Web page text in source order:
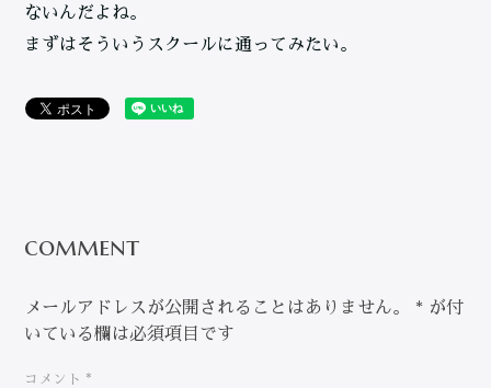
ないんだよね。
まずはそういうスクールに通ってみたい。
comment
メールアドレスが公開されることはありません。 * が付
いている欄は必須項目です
コメント *